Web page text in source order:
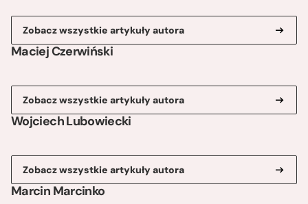
Zobacz wszystkie artykuły autora
Maciej Czerwiński
Zobacz wszystkie artykuły autora
Wojciech Lubowiecki
Zobacz wszystkie artykuły autora
Marcin Marcinko